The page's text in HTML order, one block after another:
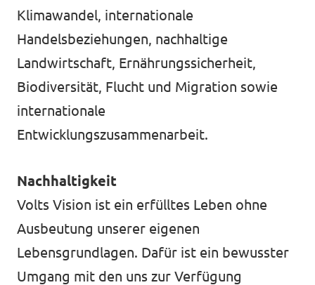
Volt in vor Ort im Rhein-Sieg-Kreis
Transparenz
Datenschutz
Impressum
Klimawandel, internationale
Handelsbeziehungen, nachhaltige
Landwirtschaft, Ernährungssicherheit,
Biodiversität, Flucht und Migration sowie
internationale
Entwicklungszusammenarbeit.
Nachhaltigkeit
Volts Vision ist ein erfülltes Leben ohne
Ausbeutung unserer eigenen
Lebensgrundlagen. Dafür ist ein bewusster
Umgang mit den uns zur Verfügung